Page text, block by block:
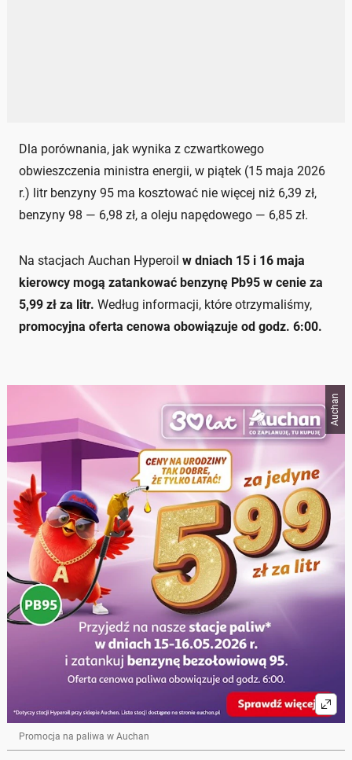
Dla porównania, jak wynika z czwartkowego
obwieszczenia ministra energii, w piątek (15 maja 2026
r.) litr benzyny 95 ma kosztować nie więcej niż 6,39 zł,
benzyny 98 — 6,98 zł, a oleju napędowego — 6,85 zł.
Na stacjach Auchan Hyperoil w dniach 15 i 16 maja
kierowcy mogą zatankować benzynę Pb95 w cenie za
5,99 zł za litr. Według informacji, które otrzymaliśmy,
promocyjna oferta cenowa obowiązuje od godz. 6:00.
Auchan
Promocja na paliwa w Auchan